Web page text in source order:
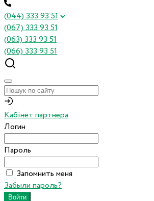
(044) 333 93 51
(067) 333 93 51
(063) 333 93 51
(066) 333 93 51
Кабінет партнера
Логин
Пароль
Запомнить меня
Забыли пароль?